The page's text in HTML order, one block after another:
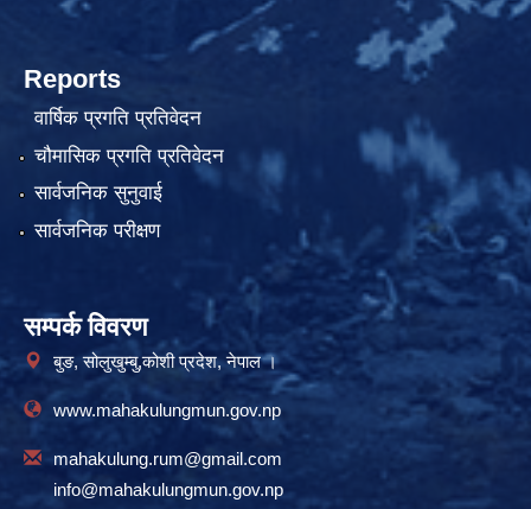
Reports
वार्षिक प्रगति प्रतिवेदन
चौमासिक प्रगति प्रतिवेदन
सार्वजनिक सुनुवाई
सार्वजनिक परीक्षण
सम्पर्क विवरण
बुङ, सोलुखुम्बु,कोशी प्रदेश, नेपाल ।
www.mahakulungmun.gov.np
mahakulung.rum@gmail.com
info@mahakulungmun.gov.np